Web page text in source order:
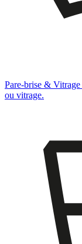
Pare-brise & Vitrage
ou vitrage.